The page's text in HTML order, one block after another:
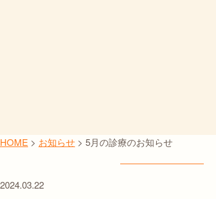
HOME > お知らせ > 5月の診療のお知らせ
2024.03.22